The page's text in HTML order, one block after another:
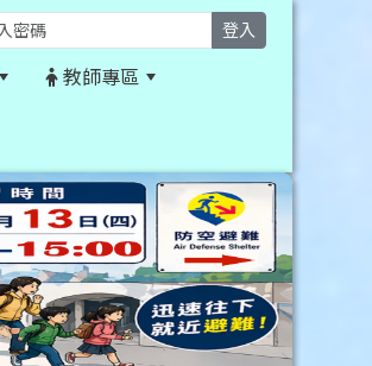
登入
教師專區